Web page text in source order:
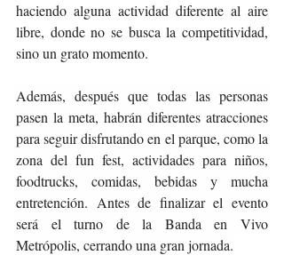
haciendo alguna actividad diferente al aire
libre, donde no se busca la competitividad,
sino un grato momento.
Además, después que todas las personas
pasen la meta, habrán diferentes atracciones
para seguir disfrutando en el parque, como la
zona del fun fest, actividades para niños,
foodtrucks, comidas, bebidas y mucha
entretención. Antes de finalizar el evento
será el turno de la Banda en Vivo
Metrópolis, cerrando una gran jornada.